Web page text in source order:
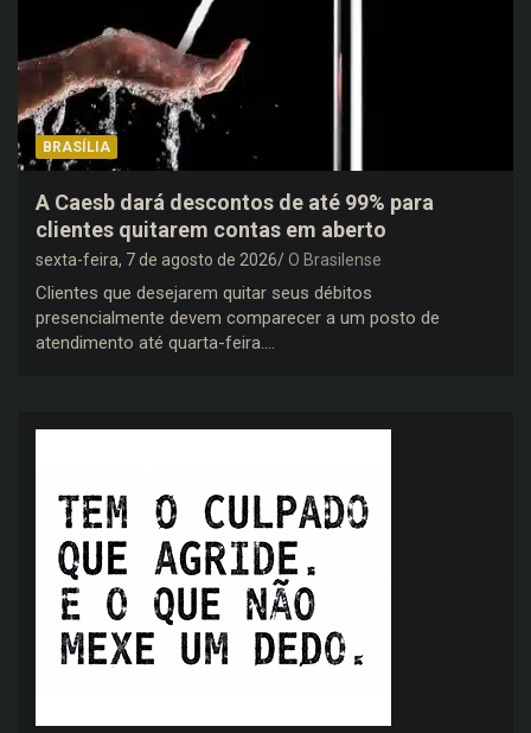
BRASÍLIA
A Caesb dará descontos de até 99% para
clientes quitarem contas em aberto
sexta-feira, 7 de agosto de 2026 O Brasilense
Clientes que desejarem quitar seus débitos
presencialmente devem comparecer a um posto de
atendimento até quarta-feira.…